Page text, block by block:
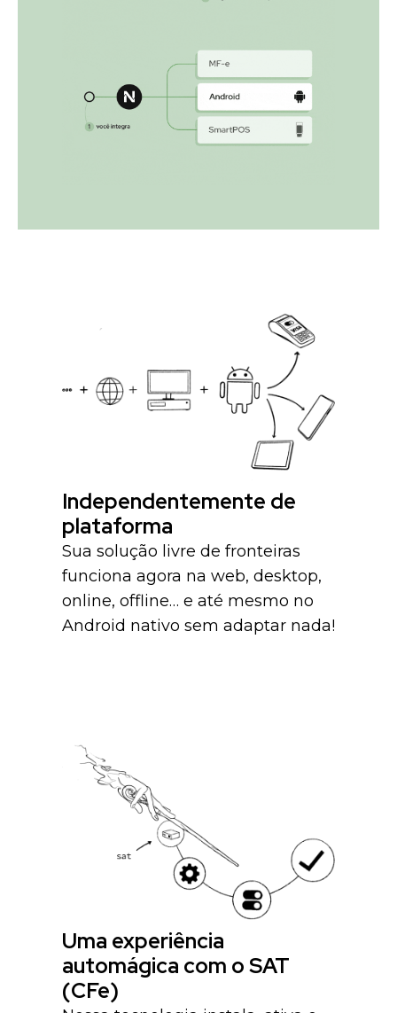
Independentemente de
plataforma
Sua solução livre de fronteiras
funciona agora na web, desktop,
online, offline… e até mesmo no
Android nativo sem adaptar nada!
Uma experiência
automágica com o SAT
(CFe)